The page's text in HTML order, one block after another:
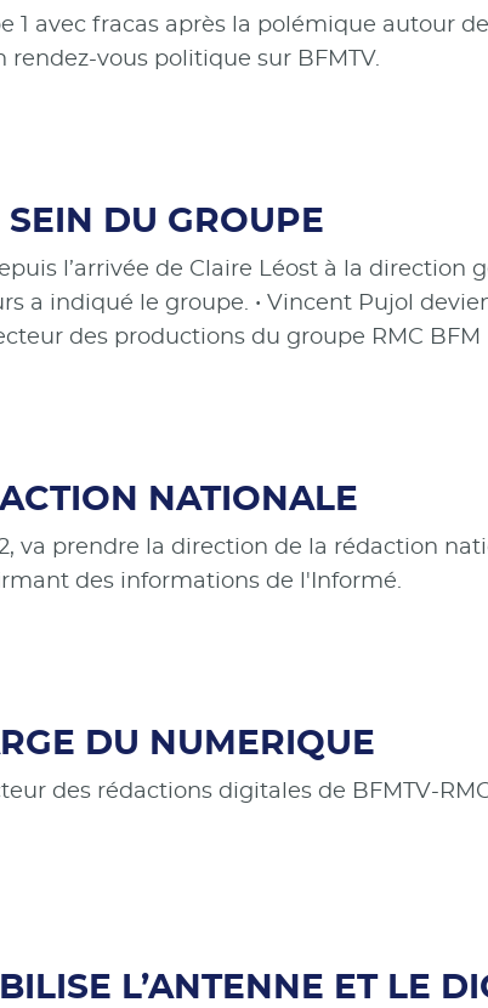
1 avec fracas après la polémique autour
vous politique sur BFMTV.
DU GROUPE
l’arrivée de Claire Léost à la direction
a indiqué le groupe. • Vincent Pujol
des productions du groupe RMC BFM
NATIONALE
va prendre la direction de la rédaction
des informations de l'Informé.
DU NUMERIQUE
des rédactions digitales de BFMTV-
L’ANTENNE ET LE